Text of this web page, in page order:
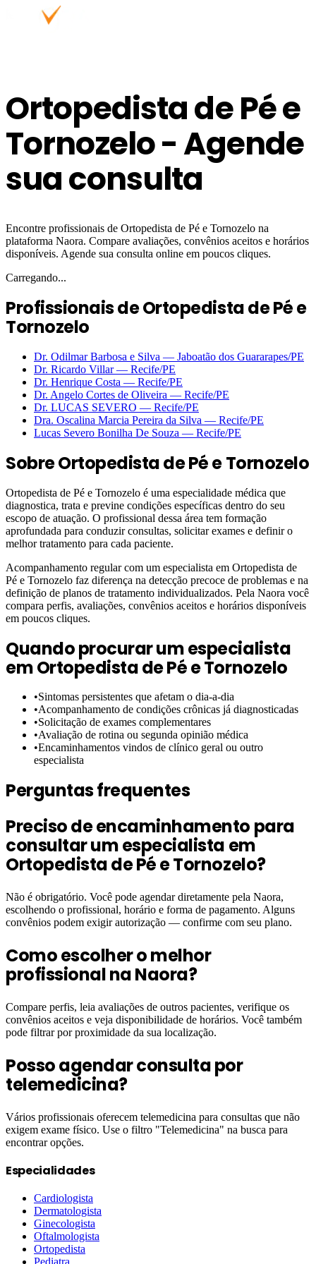
Ortopedista de Pé e
Tornozelo - Agende
sua consulta
Encontre profissionais de Ortopedista de Pé e Tornozelo na
plataforma Naora. Compare avaliações, convênios aceitos e horários
disponíveis. Agende sua consulta online em poucos cliques.
Carregando...
Profissionais de Ortopedista de Pé e
Tornozelo
Dr. Odilmar Barbosa e Silva — Jaboatão dos Guararapes/PE
Dr. Ricardo Villar — Recife/PE
Dr. Henrique Costa — Recife/PE
Dr. Angelo Cortes de Oliveira — Recife/PE
Dr. LUCAS SEVERO — Recife/PE
Dra. Oscalina Marcia Pereira da Silva — Recife/PE
Lucas Severo Bonilha De Souza — Recife/PE
SobreOrtopedista de Pé e Tornozelo
Ortopedista de Pé e Tornozelo é uma especialidade médica que
diagnostica, trata e previne condições específicas dentro do seu
escopo de atuação. O profissional dessa área tem formação
aprofundada para conduzir consultas, solicitar exames e definir o
melhor tratamento para cada paciente.
Acompanhamento regular com um especialista em Ortopedista de
Pé e Tornozelo faz diferença na detecção precoce de problemas e na
definição de planos de tratamento individualizados. Pela Naora você
compara perfis, avaliações, convênios aceitos e horários disponíveis
em poucos cliques.
Quando procurar um especialista
emOrtopedista de Pé e Tornozelo
•Sintomas persistentes que afetam o dia-a-dia
•Acompanhamento de condições crônicas já diagnosticadas
•Solicitação de exames complementares
•Avaliação de rotina ou segunda opinião médica
•Encaminhamentos vindos de clínico geral ou outro
especialista
Perguntas frequentes
Preciso de encaminhamento para
consultar um especialista em
Ortopedista de Pé e Tornozelo?
Não é obrigatório. Você pode agendar diretamente pela Naora,
escolhendo o profissional, horário e forma de pagamento. Alguns
convênios podem exigir autorização — confirme com seu plano.
Como escolher o melhor
profissional na Naora?
Compare perfis, leia avaliações de outros pacientes, verifique os
convênios aceitos e veja disponibilidade de horários. Você também
pode filtrar por proximidade da sua localização.
Posso agendar consulta por
telemedicina?
Vários profissionais oferecem telemedicina para consultas que não
exigem exame físico. Use o filtro "Telemedicina" na busca para
encontrar opções.
Especialidades
Cardiologista
Dermatologista
Ginecologista
Oftalmologista
Ortopedista
Pediatra